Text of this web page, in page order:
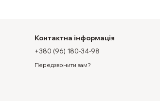
Контактна інформація
+380 (96) 180-34-98
Передзвонити вам?